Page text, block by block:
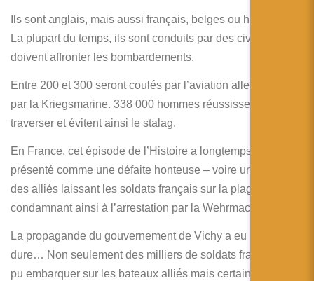
Ils sont anglais, mais aussi français, belges ou hollandais.
La plupart du temps, ils sont conduits par des civils qui
doivent affronter les bombardements.
Entre 200 et 300 seront coulés par l’aviation allemande ou
par la Kriegsmarine. 338 000 hommes réussissent à
traverser et évitent ainsi le stalag.
En France, cet épisode de l’Histoire a longtemps été
présenté comme une défaite honteuse – voire une trahison
des alliés laissant les soldats français sur la plage, les
condamnant ainsi à l’arrestation par la Wehrmacht….
La propagande du gouvernement de Vichy a eu la vie
dure… Non seulement des milliers de soldats français ont
pu embarquer sur les bateaux alliés mais certains ont